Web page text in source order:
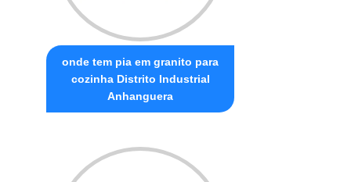
onde tem pia em granito para
cozinha Distrito Industrial
Anhanguera